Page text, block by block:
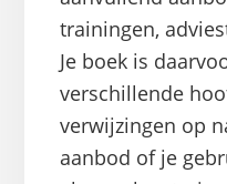
trainingen,
Je boek is
verschillende
verwijzingen op
aanbod of je